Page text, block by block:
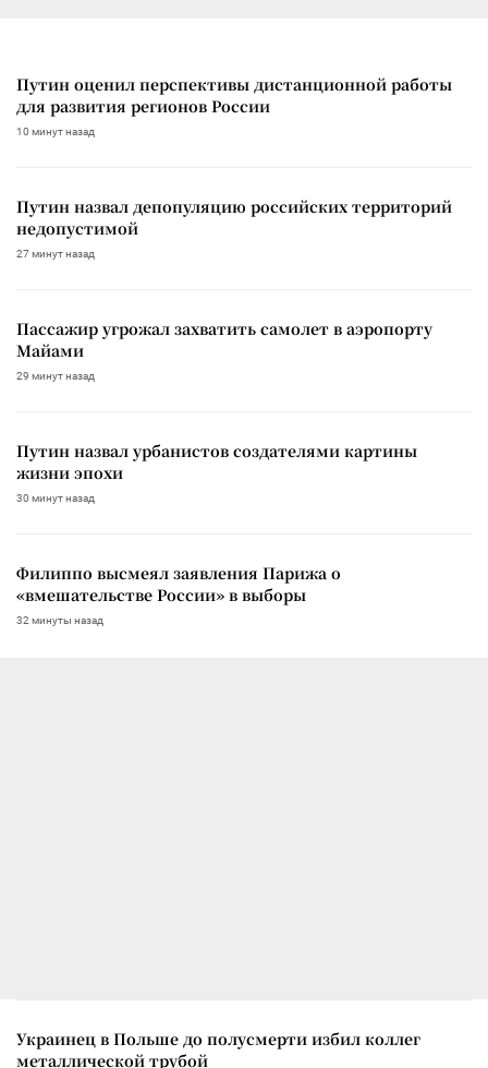
Путин оценил перспективы дистанционной работы
для развития регионов России
10 минут назад
Путин назвал депопуляцию российских территорий
недопустимой
27 минут назад
Пассажир угрожал захватить самолет в аэропорту
Майами
29 минут назад
Путин назвал урбанистов создателями картины
жизни эпохи
30 минут назад
Филиппо высмеял заявления Парижа о
«вмешательстве России» в выборы
32 минуты назад
Украинец в Польше до полусмерти избил коллег
металлической трубой